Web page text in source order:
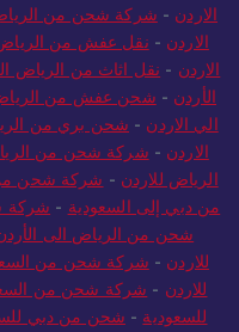
الاردن - شركة شحن من
الاردن - نقل عفش من الرياض
الاردن - نقل اثاث من الرياض
الأردن - شحن عفش من الرياض
الي الاردن - شحن بري من
الاردن - شركة شحن من
الرياض للاردن - شركة شحن من
من دبي إلى السعودية - شركة
شحن من الرياض الى
للاردن - شركة شحن من
للاردن - شركة شحن من
للسعودية - شحن من دبي